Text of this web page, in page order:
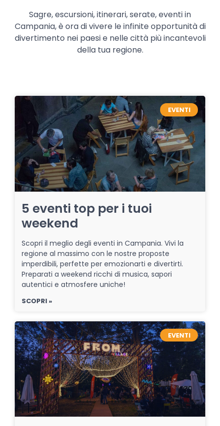
Sagre, escursioni, itinerari, serate, eventi in
Campania, è ora di vivere le infinite opportunità di
divertimento nei paesi e nelle città più incantevoli
della tua regione.
EVENTI
5 eventi top per i tuoi
weekend
Scopri il meglio degli eventi in Campania. Vivi la
regione al massimo con le nostre proposte
imperdibili, perfette per emozionarti e divertirti.
Preparati a weekend ricchi di musica, sapori
autentici e atmosfere uniche!
SCOPRI »
EVENTI